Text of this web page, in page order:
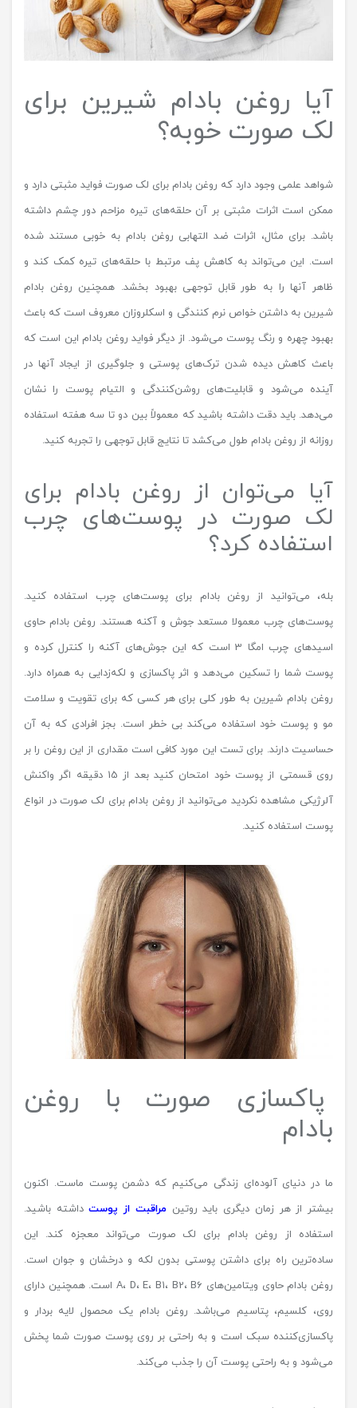
آیا روغن بادام شیرین برای
لک صورت خوبه؟
شواهد علمی وجود دارد که روغن بادام برای لک صورت فواید مثبتی دارد و
ممکن است اثرات مثبتی بر آن حلقه‌های تیره مزاحم دور چشم داشته
باشد. برای مثال، اثرات ضد التهابی روغن بادام به خوبی مستند شده
است. این می‌تواند به کاهش پف مرتبط با حلقه‌های تیره کمک کند و
ظاهر آنها را به طور قابل توجهی بهبود بخشد. همچنین روغن بادام
شیرین به داشتن خواص نرم کنندگی و اسکلروزان معروف است که باعث
بهبود چهره و رنگ پوست می‌شود. از دیگر فواید روغن بادام این است که
باعث کاهش دیده شدن ترک‌های پوستی و جلوگیری از ایجاد آنها در
آینده می‌شود و قابلیت‌های روشن‌کنندگی و التیام پوست را نشان
می‌دهد. باید دقت داشته باشید که معمولاً بین دو تا سه هفته استفاده
روزانه از روغن بادام طول می‌کشد تا نتایج قابل توجهی را تجربه کنید.
آیا می‌توان از روغن بادام برای
لک صورت در پوست‌های چرب
استفاده کرد؟
بله، می‌توانید از روغن بادام برای پوست‌های چرب استفاده کنید.
پوست‌های چرب معمولا مستعد جوش و آکنه هستند. روغن بادام حاوی
اسیدهای چرب امگا 3 است که این جوش‌های آکنه را کنترل کرده و
پوست شما را تسکین می‌دهد و اثر پاکسازی و لکه‌زدایی به همراه دارد.
روغن بادام شیرین به طور کلی برای هر کسی که برای تقویت و سلامت
مو و پوست خود استفاده می‌کند بی خطر است. بجز افرادی که به آن
حساسیت دارند. برای تست این مورد کافی است مقداری از این روغن را بر
روی قسمتی از پوست خود امتحان کنید بعد از 15 دقیقه اگر واکنش
آلرژیکی مشاهده نکردید می‌توانید از روغن بادام برای لک صورت در انواع
پوست استفاده کنید.
پاکسازی صورت با روغن
بادام
ما در دنیای آلوده‌ای زندگی می‌کنیم که دشمن پوست ماست. اکنون
بیشتر از هر زمان دیگری باید روتینمراقبت از پوستداشته باشید.
استفاده از روغن بادام برای لک صورت می‌تواند معجزه کند. این
ساده‌ترین راه برای داشتن پوستی بدون لکه و درخشان و جوان است.
روغن بادام حاوی ویتامین‌های A، D، E، B1، B2، B6 است. همچنین دارای
روی، کلسیم، پتاسیم می‌باشد. روغن بادام یک محصول لایه بردار و
پاکسازی‌کننده سبک است و به راحتی بر روی پوست صورت شما پخش
می‌شود و به راحتی پوست آن را جذب می‌کند.